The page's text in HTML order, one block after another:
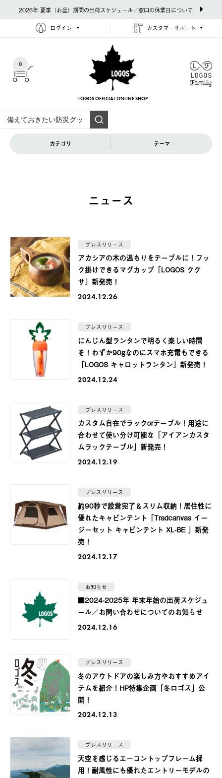
2026年 夏季（お盆）期間の出荷スケジュール／窓口の休業日について
ログイン カスタマーサポート
0
LOGOS OFFICIAL ONLINE SHOP
カテゴリ テーマ
ニュース
プレスリリース
アカシアの木の温もりをテーブルに！フッ
ク掛けできるマグカップ「LOGOS クク
サ」新発売！
2024.12.26
プレスリリース
にんじん型ランタンで明るく楽しい時間
を！わずか90gなのにスマホ充電もできる
「LOGOS キャロットランタン」新発売！
2024.12.24
プレスリリース
カスタム自在でラックorテーブル！用途に
合わせて使い分け可能な「アイアンカスタ
ムラックテーブル」新発売！
2024.12.19
プレスリリース
約90秒で設営完了＆スリム収納！居住性に
優れたキャビンテント「Tradcanvas イー
ジーセット キャビンテント XL-BE 」新発
売！
2024.12.17
お知らせ
■2024-2025年 年末年始の出荷スケジュ
ール／お問い合わせについてのお知らせ
2024.12.16
プレスリリース
冬のアウトドアの楽しみ方やおすすめアイ
テムを紹介！HP特集企画「冬ロゴス」公
開！
2024.12.13
プレスリリース
天空を感じるエーコントップフレーム採
用！耐風性にも優れたエントリーモデルの